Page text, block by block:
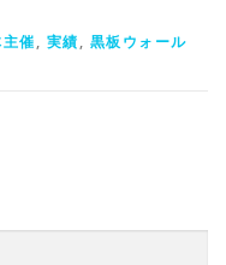
催, 実績, 黒板ウォール